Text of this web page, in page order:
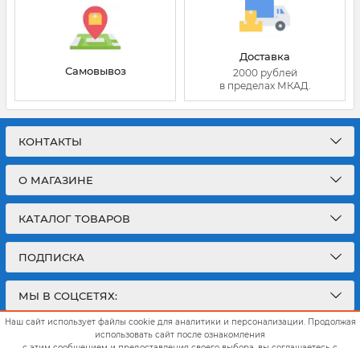
Самовывоз
Доставка
2000 рублей
в пределах МКАД.
КОНТАКТЫ
О МАГАЗИНЕ
КАТАЛОГ ТОВАРОВ
ПОДПИСКА
МЫ В СОЦСЕТЯХ:
Наш сайт использует файлы cookie для аналитики и персонализации. Продолжая
использовать сайт после ознакомления